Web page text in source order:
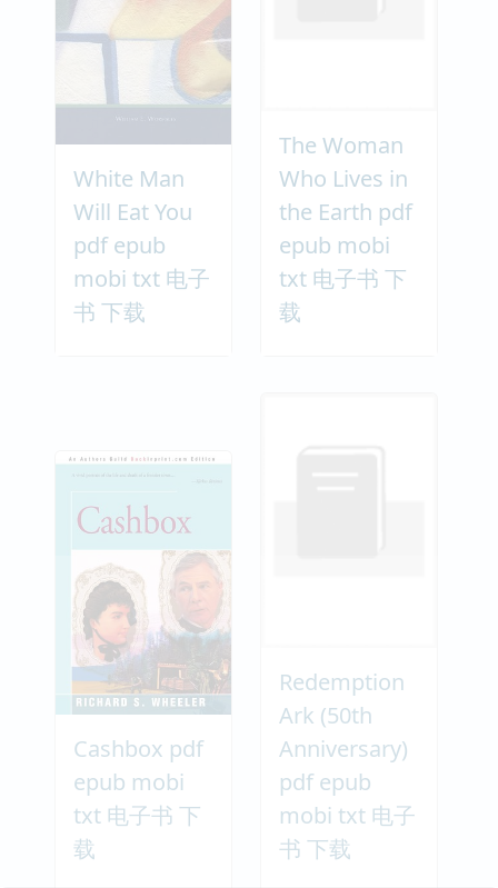
White Man
Will Eat You
pdf epub
mobi txt 电子
书 下载
The Woman
Who Lives in
the Earth pdf
epub mobi
txt 电子书 下
载
Cashbox pdf
epub mobi
txt 电子书 下
载
Redemption
Ark (50th
Anniversary)
pdf epub
mobi txt 电子
书 下载